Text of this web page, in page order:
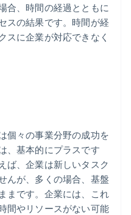
合、時間の経過とともに
スの結果です。時間が経
スに企業が対応できなく
個々の事業分野の成功を
、基本的にプラスです
ば、企業は新しいタスク
んが、多くの場合、基盤
まです。企業には、これ
間やリソースがない可能